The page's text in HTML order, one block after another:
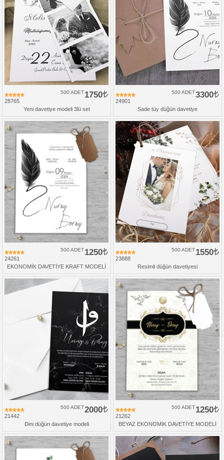
28765
1750
500 ADET
Yeni davetiye modeli 3lü set
24901
3300
500 ADET
Sade tüy düğün davetiye
24261
1250
500 ADET
EKONOMİK DAVETİYE KRAFT MODELİ
23888
1550
500 ADET
Resimli düğün davetiyesi
21442
2000
500 ADET
Dini düğün davetiye modeli
21262
1250
500 ADET
BEYAZ EKONOMİK DAVETİYE MODELİ